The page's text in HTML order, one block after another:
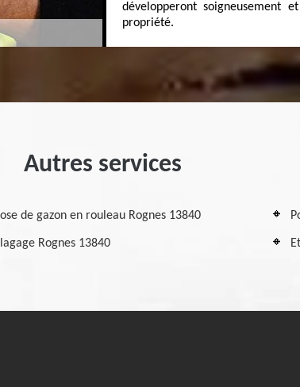
développeront soigneusement
propriété.
Autres services
de gazon en rouleau Rognes 13840
Rognes 13840